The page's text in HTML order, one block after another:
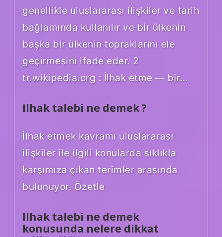
genellikle uluslararası ilişkiler ve tarih
bağlamında kullanılır ve bir ülkenin
başka bir ülkenin topraklarını ele
geçirmesini ifade eder. 2
tr.wikipedia.org : İlhak etme — bir…
Ilhak talebi ne demek ?
İlhak etmek kavramı uluslararası
ilişkiler ile ilgili konularda sıklıkla
karşımıza çıkan terimler arasında
bulunuyor. Özetle
Ilhak talebi ne demek
konusunda nelere dikkat